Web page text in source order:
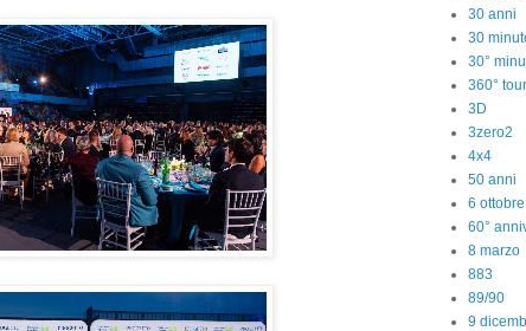
30 anni
30
30°
360° tour
3D
3zero2
4x4
50 anni
6
60°
8 marzo
883
89/90
9